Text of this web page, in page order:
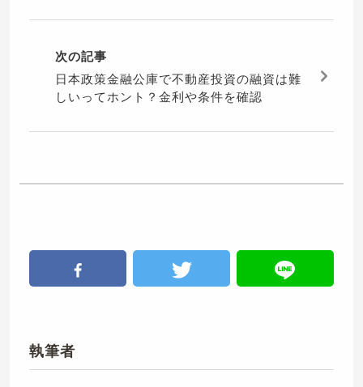
次の記事
日本政策金融公庫で不動産投資の融資は難
しいってホント？金利や条件を確認
執筆者